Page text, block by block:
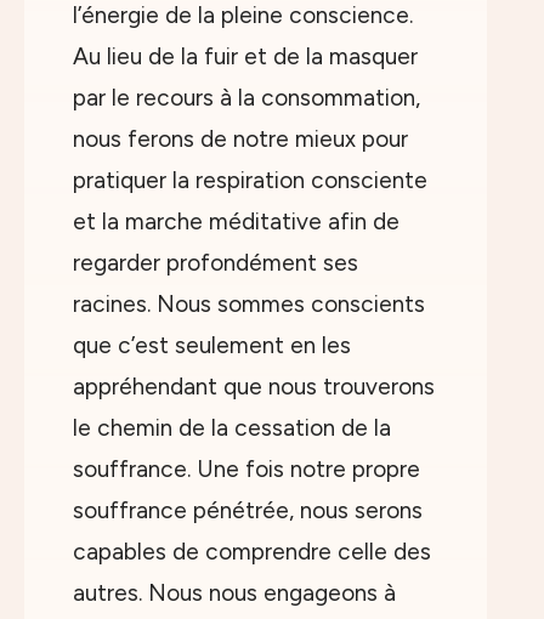
l’énergie de la pleine conscience.
Au lieu de la fuir et de la masquer
par le recours à la consommation,
nous ferons de notre mieux pour
pratiquer la respiration consciente
et la marche méditative afin de
regarder profondément ses
racines. Nous sommes conscients
que c’est seulement en les
appréhendant que nous trouverons
le chemin de la cessation de la
souffrance. Une fois notre propre
souffrance pénétrée, nous serons
capables de comprendre celle des
autres. Nous nous engageons à